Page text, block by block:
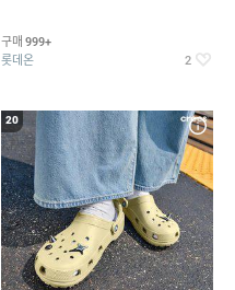
구매 999+
롯데온 2
20